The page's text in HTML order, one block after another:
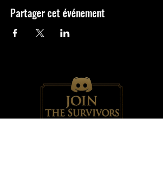
Partager cet événement